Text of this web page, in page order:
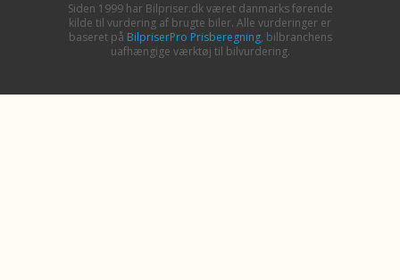
Siden 1999 har Bilpriser.dk været danmarks førende
kilde til vurdering af brugte biler. Alle vurderinger er
baseret på BilpriserPro Prisberegning, bilbranchens
uafhængige værktøj til bilvurdering.